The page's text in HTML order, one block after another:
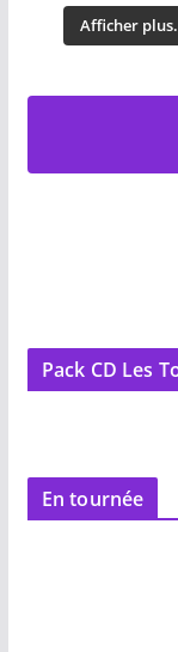
Afficher
Pack CD Les
En tournée